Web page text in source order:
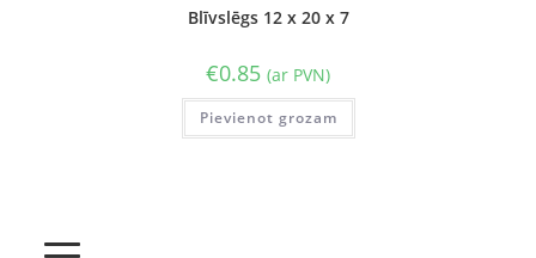
Blīvslēgs 12 x 20 x 7
€0.85 (ar PVN)
Pievienot grozam